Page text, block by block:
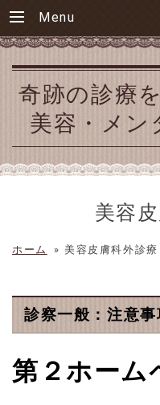
Menu
奇跡の診療
美容・メン
美容
ホーム » 美容皮膚科外診療
診察一般：注意事
第２ホーム